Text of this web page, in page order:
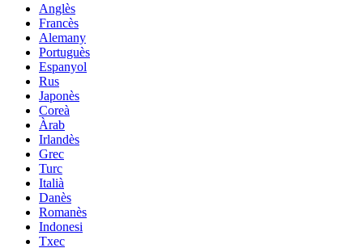
Anglès
Francès
Alemany
Portuguès
Espanyol
Rus
Japonès
Coreà
Àrab
Irlandès
Grec
Turc
Italià
Danès
Romanès
Indonesi
Txec